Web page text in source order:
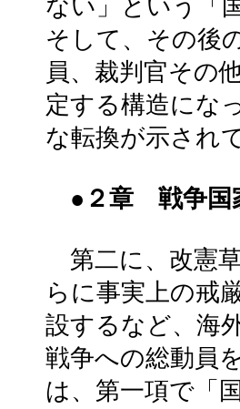
ない」という「
そして、その後
員、裁判官その
定する構造にな
な転換が示され
●２章 戦争国
第二に、改憲
らに事実上の戒
設するなど、海
戦争への総動員
は、第一項で「